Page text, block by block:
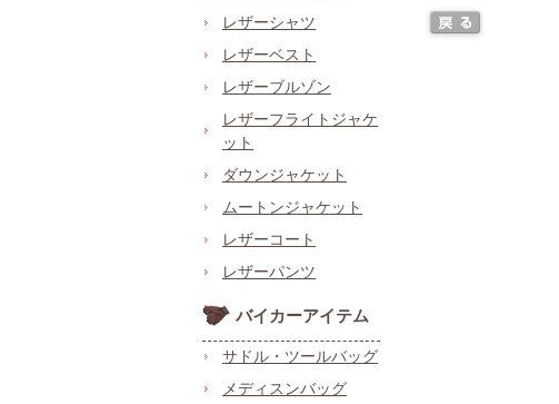
レザーシャツ
レザーベスト
レザーブルゾン
レザーフライトジャケ
ット
ダウンジャケット
ムートンジャケット
レザーコート
レザーパンツ
バイカーアイテム
サドル・ツールバッグ
メディスンバッグ